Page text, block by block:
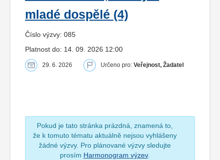
mladé dospělé (4)
Číslo výzvy: 085
Platnost do: 14. 09. 2026 12:00
29. 6. 2026 Určeno pro: Veřejnost, Žadatel
Pokud je tato stránka prázdná, znamená to,
že k tomuto tématu aktuálně nejsou vyhlášeny
žádné výzvy. Pro plánované výzvy sledujte
prosím Harmonogram výzev.